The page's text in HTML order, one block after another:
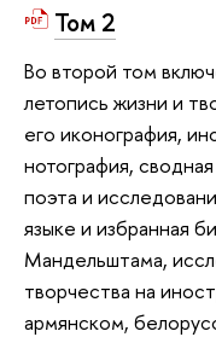
Том 2
Во второй том
летопись жизни и
его иконография,
нотография,
поэта и
языке и избранная
Мандельштама,
творчества на
армянском,